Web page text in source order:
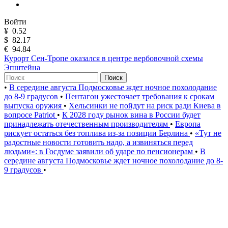
Войти
¥ 0.52
$ 82.17
€ 94.84
Курорт Сен-Тропе оказался в центре вербовочной схемы
Эпштейна
Поиск
• В середине августа Подмосковье ждет ночное похолодание
до 8-9 градусов • Пентагон ужесточает требования к срокам
выпуска оружия • Хельсинки не пойдут на риск ради Киева в
вопросе Patriot • К 2028 году рынок вина в России будет
принадлежать отечественным производителям • Европа
рискует остаться без топлива из-за позиции Берлина • «Тут не
радостные новости готовить надо, а извиняться перед
людьми»: в Госдуме заявили об ударе по пенсионерам • В
середине августа Подмосковье ждет ночное похолодание до 8-
9 градусов •